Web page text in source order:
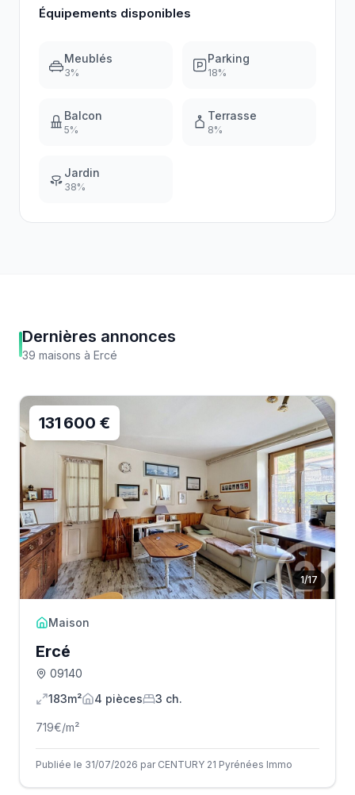
Équipements disponibles
Meublés
3%
Parking
18%
Balcon
5%
Terrasse
8%
Jardin
38%
Dernières annonces
39 maisons à Ercé
1/17
131 600 €
Maison
Ercé
09140
183m²
4 pièces 3 ch.
719€/m²
Publiée le 31/07/2026 par CENTURY 21 Pyrénées Immo